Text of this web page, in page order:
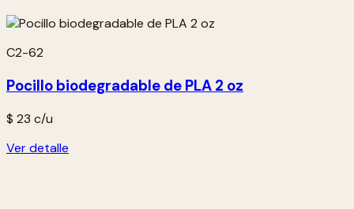
C2-62
Pocillo biodegradable de PLA 2 oz
$ 23 c/u
Ver detalle